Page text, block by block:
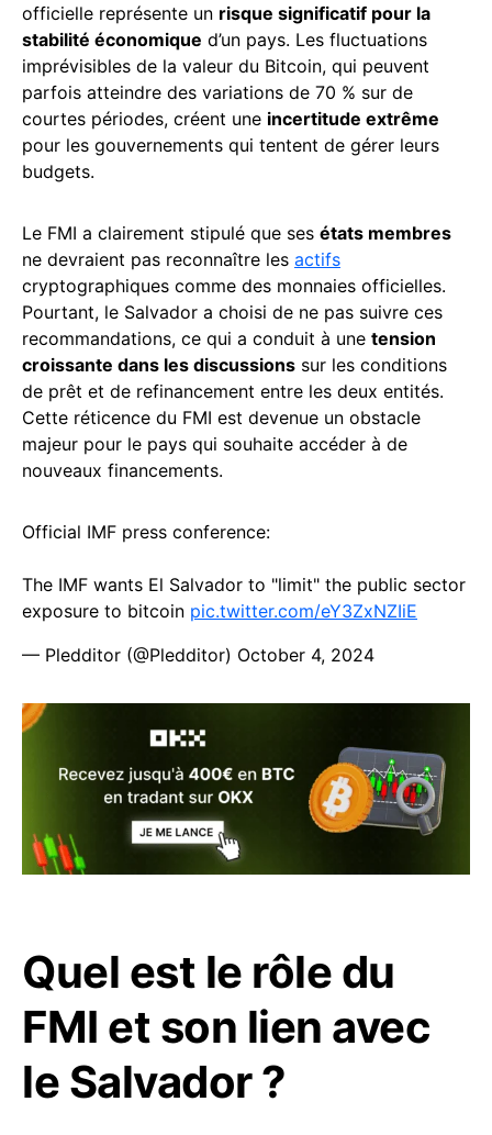
officielle représente un risque significatif pour la
stabilité économique d’un pays. Les fluctuations
imprévisibles de la valeur du Bitcoin, qui peuvent
parfois atteindre des variations de 70 % sur de
courtes périodes, créent une incertitude extrême
pour les gouvernements qui tentent de gérer leurs
budgets.
Le FMI a clairement stipulé que ses états membres
ne devraient pas reconnaître les actifs
cryptographiques comme des monnaies officielles.
Pourtant, le Salvador a choisi de ne pas suivre ces
recommandations, ce qui a conduit à une tension
croissante dans les discussions sur les conditions
de prêt et de refinancement entre les deux entités.
Cette réticence du FMI est devenue un obstacle
majeur pour le pays qui souhaite accéder à de
nouveaux financements.
Official IMF press conference:
The IMF wants El Salvador to "limit" the public sector
exposure to bitcoin pic.twitter.com/eY3ZxNZIiE
— Pledditor (@Pledditor) October 4, 2024
Quel est le rôle du
FMI et son lien avec
le Salvador ?